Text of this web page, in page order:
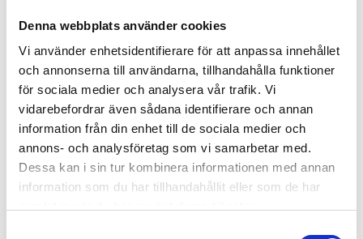
Denna webbplats använder cookies
Vi använder enhetsidentifierare för att anpassa innehållet
och annonserna till användarna, tillhandahålla funktioner
för sociala medier och analysera vår trafik. Vi
vidarebefordrar även sådana identifierare och annan
information från din enhet till de sociala medier och
annons- och analysföretag som vi samarbetar med.
Dessa kan i sin tur kombinera informationen med annan
information som du har tillhandahållit eller som de har
årstiderna – exempelvis växer gräset snabbare
under sommaren.
Kan man ha ett abonnemang på
trädgårdsskötsel?
Självklart kan man det. Hör av dig till oss, så ser
vi till att ordna regelbunden trädgårdsskötsel för
din trädgård i Landskrona.